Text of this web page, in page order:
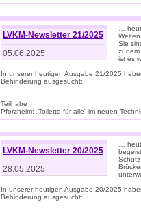
LVKM-Newsletter 21/2025
05.06.2025
…
Sie
ist es
In unserer heutigen Ausgabe 21/2025
Behinderung ausgesucht:
Teilhabe
Pforzheim: „Toilette für alle“ im neuen
LVKM-Newsletter 20/2025
28.05.2025
…
In unserer heutigen Ausgabe 20/2025
Behinderung ausgesucht: